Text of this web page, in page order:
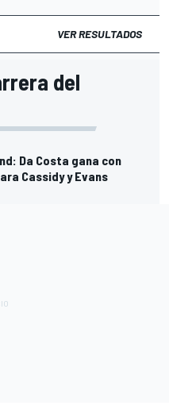
VER RESULTADOS
del
Da Costa gana con
Cassidy y Evans